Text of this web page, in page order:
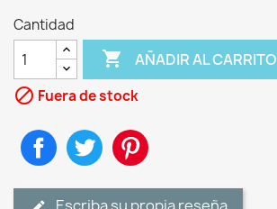
Cantidad
 AÑADIR AL CARRITO
 Fuera de stock
CompartirTuitear